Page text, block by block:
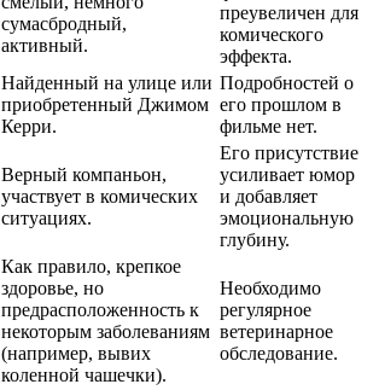
сумасбродный,
активный.
преувеличен для
комического
эффекта.
Найденный на улице или
приобретенный Джимом
Керри.
Подробностей о
его прошлом в
фильме нет.
Верный компаньон,
участвует в комических
ситуациях.
Его присутствие
усиливает юмор
и добавляет
эмоциональную
глубину.
Как правило, крепкое
здоровье, но
предрасположенность к
некоторым заболеваниям
(например, вывих
коленной чашечки).
Необходимо
регулярное
ветеринарное
обследование.